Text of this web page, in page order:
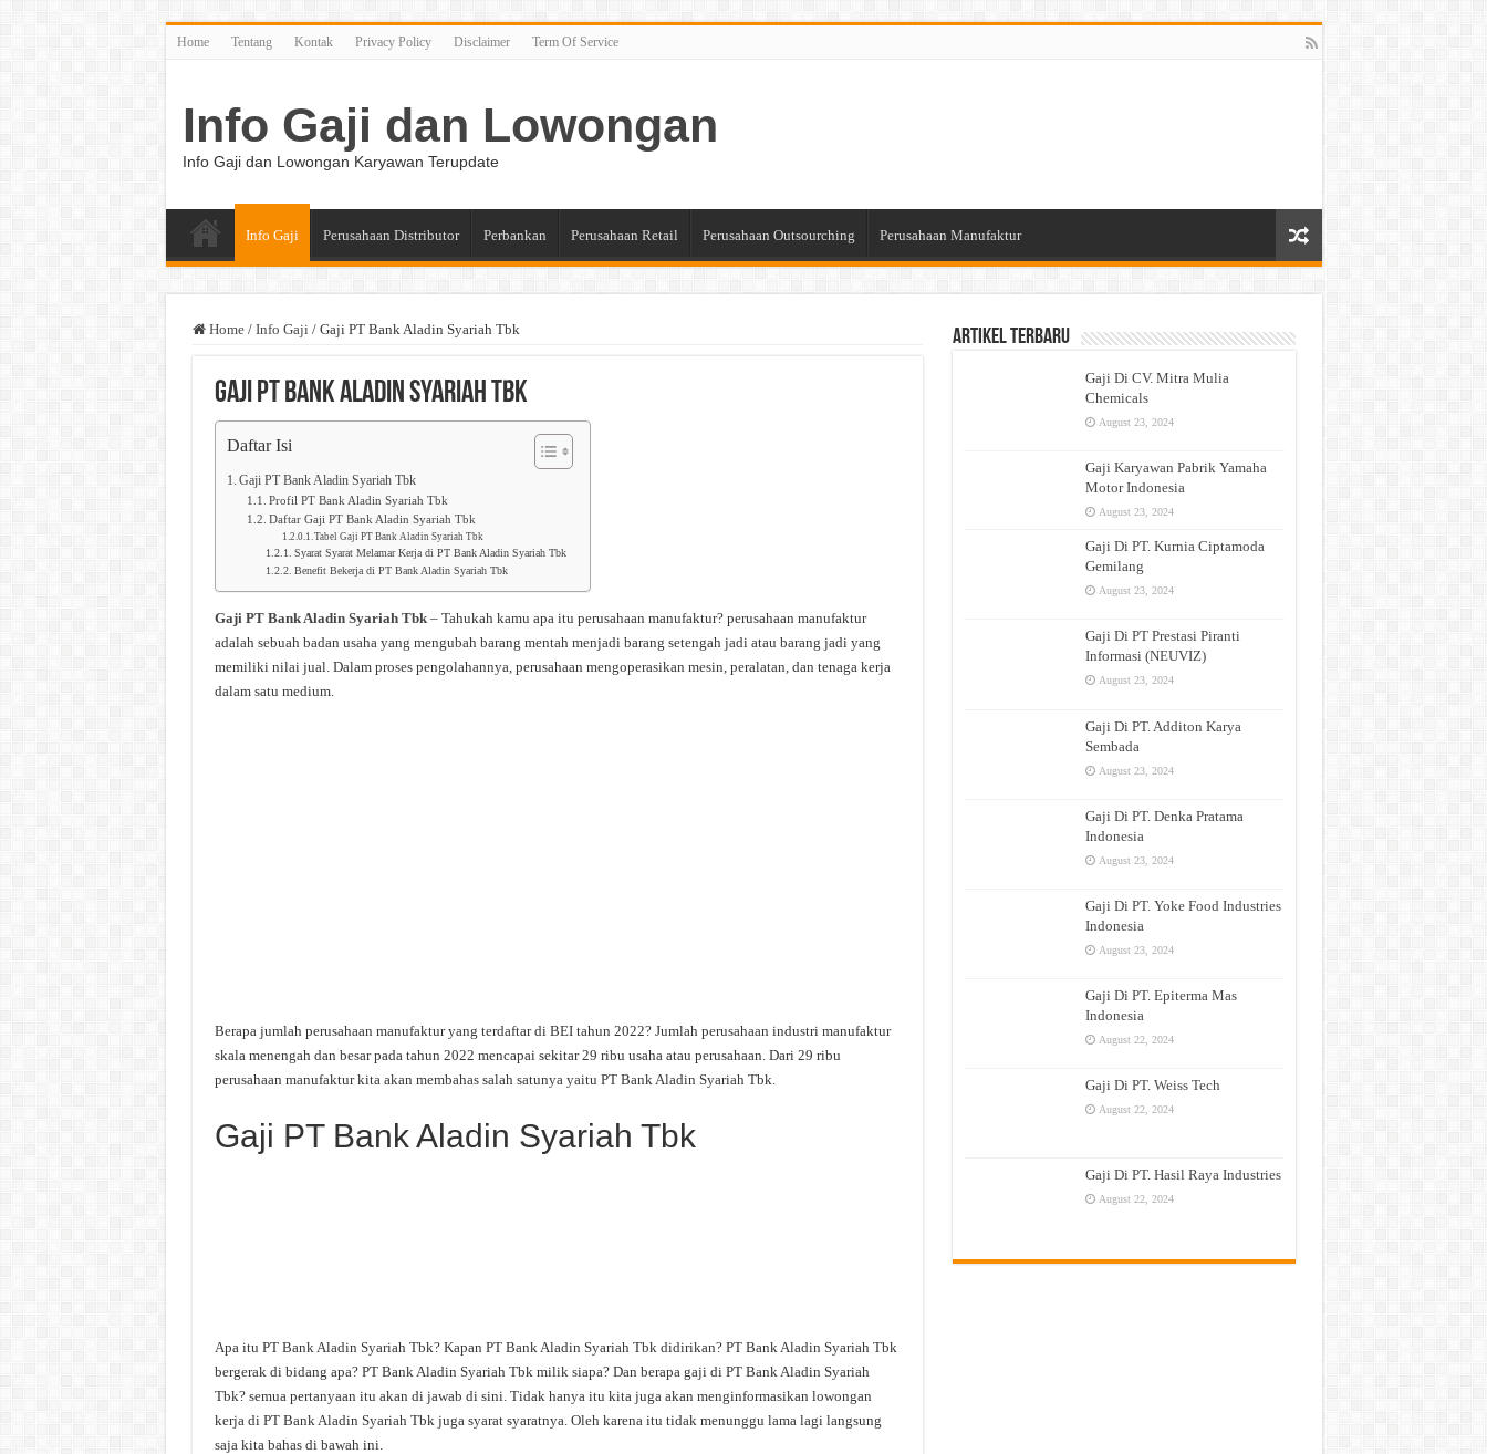
Home Tentang Kontak Privacy Policy Disclaimer Term Of Service
Info Gaji dan Lowongan
Info Gaji dan Lowongan Karyawan Terupdate
Info Gaji Perusahaan Distributor Perbankan Perusahaan Retail Perusahaan Outsourching Perusahaan Manufaktur
Home / Info Gaji / Gaji PT Bank Aladin Syariah Tbk
Gaji PT Bank Aladin Syariah Tbk
Daftar Isi
Gaji PT Bank Aladin Syariah Tbk
Profil PT Bank Aladin Syariah Tbk
Daftar Gaji PT Bank Aladin Syariah Tbk
Tabel Gaji PT Bank Aladin Syariah Tbk
Syarat Syarat Melamar Kerja di PT Bank Aladin Syariah Tbk
Benefit Bekerja di PT Bank Aladin Syariah Tbk
Gaji PT Bank Aladin Syariah Tbk– Tahukah kamu apa itu perusahaan manufaktur? perusahaan manufaktur
adalah sebuah badan usaha yang mengubah barang mentah menjadi barang setengah jadi atau barang jadi yang
memiliki nilai jual. Dalam proses pengolahannya, perusahaan mengoperasikan mesin, peralatan, dan tenaga kerja
dalam satu medium.
Berapa jumlah perusahaan manufaktur yang terdaftar di BEI tahun 2022? Jumlah perusahaan industri manufaktur
skala menengah dan besar pada tahun 2022 mencapai sekitar 29 ribu usaha atau perusahaan. Dari 29 ribu
perusahaan manufaktur kita akan membahas salah satunya yaitu PT Bank Aladin Syariah Tbk.
Gaji PT Bank Aladin Syariah Tbk
Apa itu PT Bank Aladin Syariah Tbk? Kapan PT Bank Aladin Syariah Tbk didirikan? PT Bank Aladin Syariah Tbk
bergerak di bidang apa? PT Bank Aladin Syariah Tbk milik siapa? Dan berapa gaji di PT Bank Aladin Syariah
Tbk? semua pertanyaan itu akan di jawab di sini. Tidak hanya itu kita juga akan menginformasikan lowongan
kerja di PT Bank Aladin Syariah Tbk juga syarat syaratnya. Oleh karena itu tidak menunggu lama lagi langsung
saja kita bahas di bawah ini.
Artikel Terbaru
Gaji Di CV. Mitra Mulia
Chemicals
August 23, 2024
Gaji Karyawan Pabrik Yamaha
Motor Indonesia
August 23, 2024
Gaji Di PT. Kurnia Ciptamoda
Gemilang
August 23, 2024
Gaji Di PT Prestasi Piranti
Informasi (NEUVIZ)
August 23, 2024
Gaji Di PT. Additon Karya
Sembada
August 23, 2024
Gaji Di PT. Denka Pratama
Indonesia
August 23, 2024
Gaji Di PT. Yoke Food Industries
Indonesia
August 23, 2024
Gaji Di PT. Epiterma Mas
Indonesia
August 22, 2024
Gaji Di PT. Weiss Tech
August 22, 2024
Gaji Di PT. Hasil Raya Industries
August 22, 2024